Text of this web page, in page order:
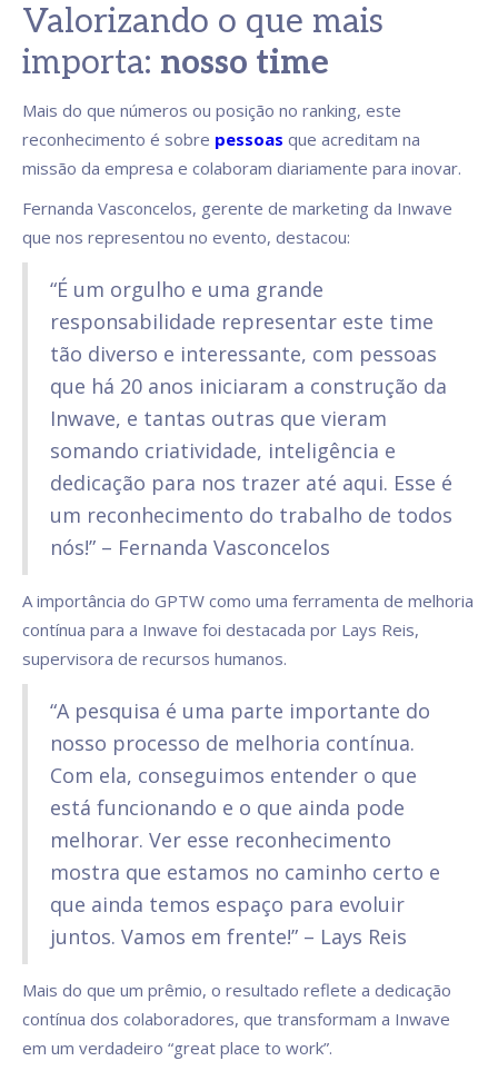
Valorizando o que mais
importa: nosso time
Mais do que números ou posição no ranking, este
reconhecimento é sobre pessoas que acreditam na
missão da empresa e colaboram diariamente para inovar.
Fernanda Vasconcelos, gerente de marketing da Inwave
que nos representou no evento, destacou:
“É um orgulho e uma grande
responsabilidade representar este time
tão diverso e interessante, com pessoas
que há 20 anos iniciaram a construção da
Inwave, e tantas outras que vieram
somando criatividade, inteligência e
dedicação para nos trazer até aqui. Esse é
um reconhecimento do trabalho de todos
nós!” – Fernanda Vasconcelos
A importância do GPTW como uma ferramenta de melhoria
contínua para a Inwave foi destacada por Lays Reis,
supervisora de recursos humanos.
“A pesquisa é uma parte importante do
nosso processo de melhoria contínua.
Com ela, conseguimos entender o que
está funcionando e o que ainda pode
melhorar. Ver esse reconhecimento
mostra que estamos no caminho certo e
que ainda temos espaço para evoluir
juntos. Vamos em frente!” – Lays Reis
Mais do que um prêmio, o resultado reflete a dedicação
contínua dos colaboradores, que transformam a Inwave
em um verdadeiro “great place to work”.